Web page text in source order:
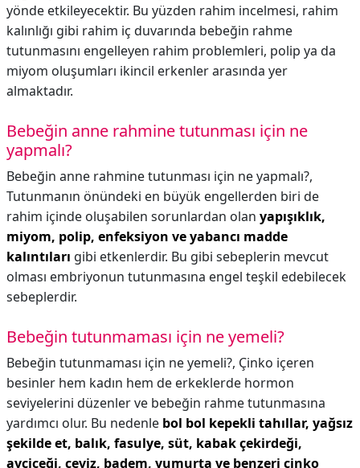
yönde etkileyecektir. Bu yüzden rahim incelmesi, rahim
kalınlığı gibi rahim iç duvarında bebeğin rahme
tutunmasını engelleyen rahim problemleri, polip ya da
miyom oluşumları ikincil erkenler arasında yer
almaktadır.
Bebeğin anne rahmine tutunması için ne
yapmalı?
Bebeğin anne rahmine tutunması için ne yapmalı?,
Tutunmanın önündeki en büyük engellerden biri de
rahim içinde oluşabilen sorunlardan olan yapışıklık,
miyom, polip, enfeksiyon ve yabancı madde
kalıntıları gibi etkenlerdir. Bu gibi sebeplerin mevcut
olması embriyonun tutunmasına engel teşkil edebilecek
sebeplerdir.
Bebeğin tutunmaması için ne yemeli?
Bebeğin tutunmaması için ne yemeli?, Çinko içeren
besinler hem kadın hem de erkeklerde hormon
seviyelerini düzenler ve bebeğin rahme tutunmasına
yardımcı olur. Bu nedenle bol bol kepekli tahıllar, yağsız
şekilde et, balık, fasulye, süt, kabak çekirdeği,
ayçiçeği, ceviz, badem, yumurta ve benzeri çinko